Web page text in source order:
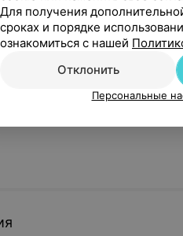
кабинета входит в
Для получения
сроках и порядке
ознакомиться с нашей
Отклонить
Персональные